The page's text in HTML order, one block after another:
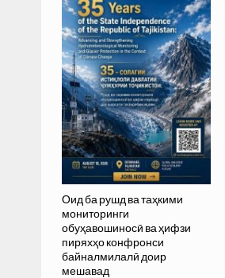
Оид ба рушд ва таҳкими
мониторинги
обуҳавошиносӣ ва ҳифзи
пиряхҳо конфронси
байналмилалӣ доир
мешавад